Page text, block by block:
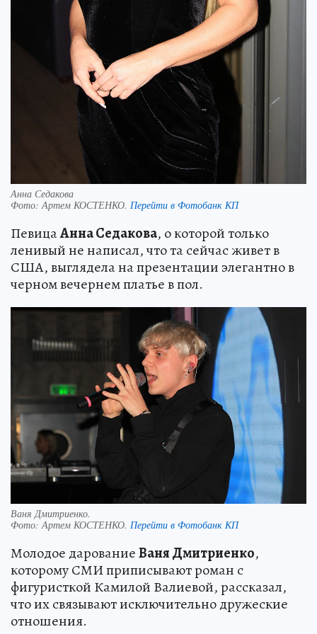
Анна Седакова
Фото:Артем КОСТЕНКО. Перейти в Фотобанк КП
ПевицаАнна Седакова, о которой только
ленивый не написал, что та сейчас живет в
США, выглядела на презентации элегантно в
черном вечернем платье в пол.
Ваня Дмитриенко.
Фото: Артем КОСТЕНКО. Перейти в Фотобанк КП
Молодое дарованиеВаня Дмитриенко,
которому СМИ приписывают роман с
фигуристкой Камилой Валиевой, рассказал,
что их связывают исключительно дружеские
отношения.